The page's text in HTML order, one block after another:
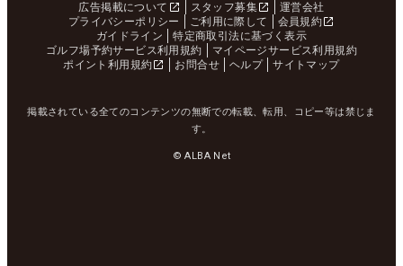
広告掲載について スタッフ募集
運営会社
プライバシーポリシー
ご利用に際して
会員規約
ガイドライン
特定商取引法に基づく表示
ゴルフ場予約サービス利用規約
マイページサービス利用規約
ポイント利用規約
お問合せ ヘルプ サイトマップ
掲載されている全てのコンテンツの無断での転載、転用、コピー等は禁じま
す。
© ALBA Net